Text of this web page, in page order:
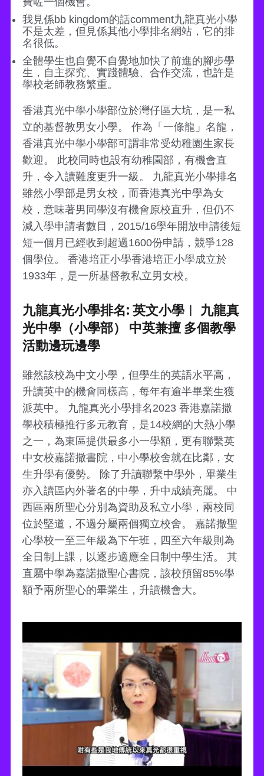
我見係bb kingdom的話comment九龍真光小學
不是太差，但見係其他小學排名網站，它的排
名很低。
全體學生也自覺不自覺地加快了前進的腳步學
生，自主探究、實踐體驗、合作交流，也許是
學校老師教務繁重。
香港真光中學小學部位於灣仔區大坑，是一私
立的基督教男女小學。 作為「一條龍」名龍，
香港真光中學小學部可謂非常受幼稚園生家長
歡迎。 此校同時也設有幼稚園部，有機會直
升，令入讀難度更升一級。 九龍真光小學排名
雖然小學部是男女校，而香港真光中學為女
校，意味著男同學沒有機會原校直升，但仍不
減入學申請者數目，2015/16學年開放申請後短
短一個月已經收到超過1600份申請，競爭128
個學位。 香港培正小學香港培正小學成立於
1933年，是一所基督教私立男女校。
九龍真光小學排名: 英文小學︱ 九龍真
光中學（小學部） 中英兼擅 多個教學
活動邊玩邊學
雖然該校為中文小學，但學生的英語水平高，
升讀英中的機會同樣高，每年有逾半畢業生獲
派英中。 九龍真光小學排名2023 香港嘉諾撒
學校積極推行多元教育，是14校網的大熱小學
之一，為東區提供最多小一學額，更有聯繫英
中女校嘉諾撒書院，中小學校舍就在比鄰，女
生升學有優勢。 除了升讀聯繫中學外，畢業生
亦入讀區內外著名的中學，升中成績亮麗。 中
西區兩所聖心分別為資助及私立小學，兩校同
位於堅道，不過分屬兩個獨立校舍。 嘉諾撒聖
心學校一至三年級為下午班，四至六年級則為
全日制上課，以逐步適應全日制中學生活。 其
直屬中學為嘉諾撒聖心書院，該校預留85%學
額予兩所聖心的畢業生，升讀機會大。